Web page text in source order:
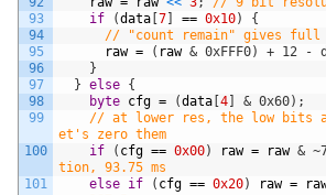
93
94
95
96
97
98
99
100
101
if
(data 7 == 0x10)
{
// "count remain" gives
raw = ( raw & 0xFFF0) + 12 -
}
} else {
byte cfg = (data 4
& 0x60);
// at lower res, the low bits
et's zero them
if
( cfg == 0x00) raw = raw &
tion, 93.75 ms
else if ( cfg == 0x20) raw =